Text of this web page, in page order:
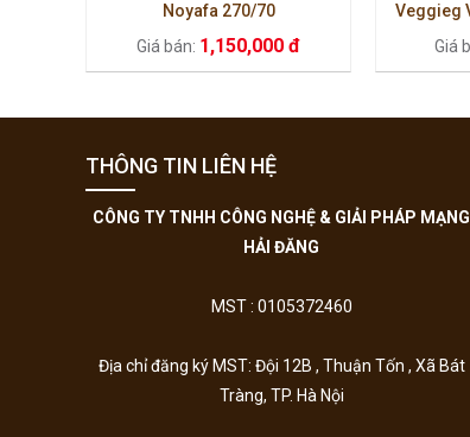
Noyafa 270/70
Giá bán: 1,150,000 đ
Veggieg
Giá
THÔNG TIN LIÊN HỆ
CÔNG TY TNHH CÔNG NGHỆ & GIẢI PHÁP MẠNG
HẢI ĐĂNG
MST : 0105372460
Địa chỉ đăng ký MST: Đội 12B , Thuận Tốn , Xã Bát
Tràng, TP. Hà Nội